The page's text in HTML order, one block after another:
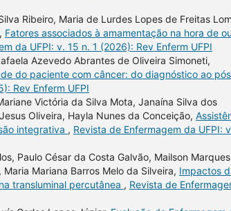
Ribeiro, Maria de Lurdes Lopes de Freitas
Fatores associados à amamentação na hora de
da UFPI: v. 15 n. 1 (2026): Rev Enferm UFPI
Azevedo Abrantes de Oliveira Simoneti,
do paciente com câncer: do diagnóstico ao
Rev Enferm UFPI
Victória da Silva Mota, Janaína Silva dos
Oliveira, Hayla Nunes da Conceição,
integrativa , Revista de Enfermagem da UFPI:
Paulo César da Costa Galvão, Mailson
Mariana Barros Melo da Silveira, Impactos
transluminal percutânea , Revista de